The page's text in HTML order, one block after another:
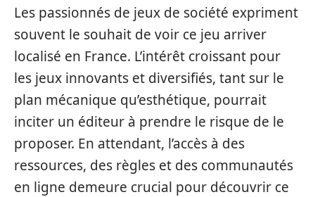
Les passionnés de jeux de société expriment
souvent le souhait de voir ce jeu arriver
localisé en France. L’intérêt croissant pour
les jeux innovants et diversifiés, tant sur le
plan mécanique qu’esthétique, pourrait
inciter un éditeur à prendre le risque de le
proposer. En attendant, l’accès à des
ressources, des règles et des communautés
en ligne demeure crucial pour découvrir ce